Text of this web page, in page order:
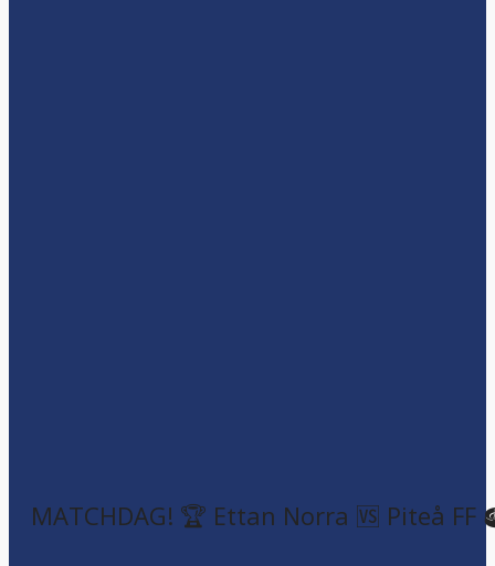
MATCHDAG! 🏆 Ettan Norra 🆚 Piteå FF